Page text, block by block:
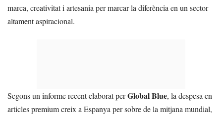
marca, creativitat i artesania per marcar la diferència en un sector
altament aspiracional.
Segons un informe recent elaborat perGlobal Blue, la despesa en
articles premium creix a Espanya per sobre de la mitjana mundial,